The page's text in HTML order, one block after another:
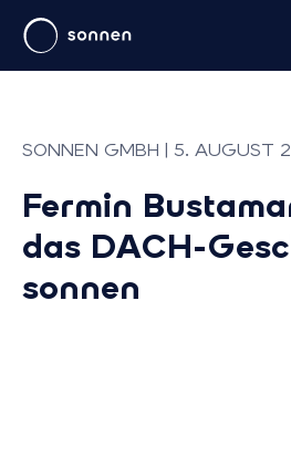
SONNEN GMBH | 5. AUGUST
Fermin
das DACH-
sonnen